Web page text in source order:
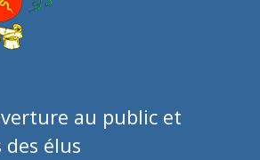
au public et
des élus